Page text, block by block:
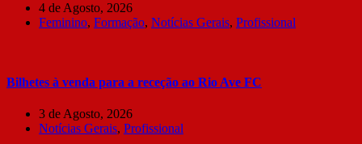
4 de Agosto, 2026
Feminino, Formação, Notícias Gerais, Profissional
Bilhetes à venda para a receção ao Rio Ave FC
3 de Agosto, 2026
Notícias Gerais, Profissional